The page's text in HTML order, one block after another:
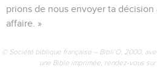
prions de nous envoyer ta
affaire. »
© Société biblique française – Bibli’O, 2000,
une Bible imprimée, rendez-vous